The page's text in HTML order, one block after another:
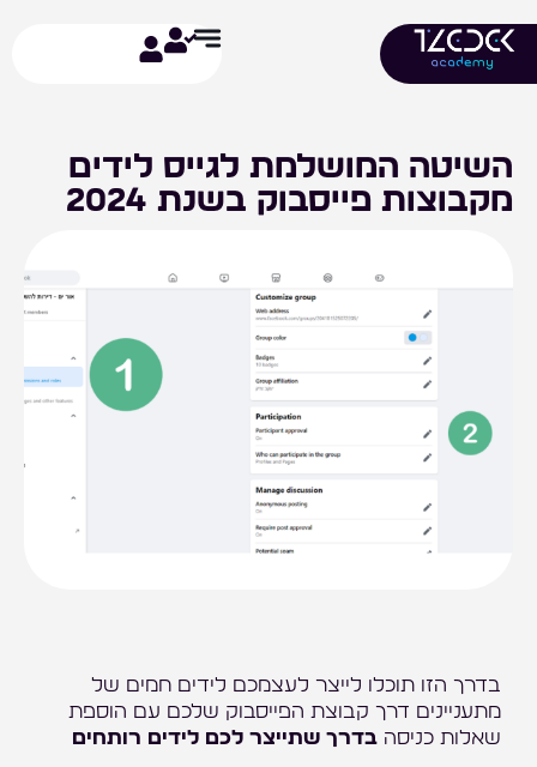
דילוג
לתוכן
השיטה המושלמת לגייס לידים
מקבוצות פייסבוק בשנת 2024
בדרך הזו תוכלו לייצר לעצמכם לידים חמים של
מתעניינים דרך קבוצת הפייסבוק שלכם עם הוספת
שאלות כניסה בדרך שתייצר לכם לידים רותחים